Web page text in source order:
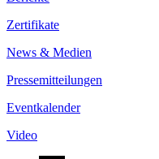
Zertifikate
News & Medien
Pressemitteilungen
Eventkalender
Video